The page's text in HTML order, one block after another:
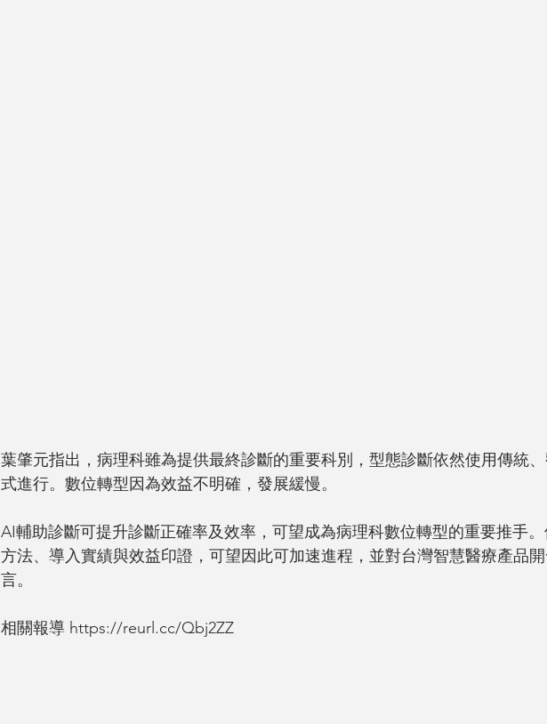
葉肇元指出，病理科雖為提供最終診斷的重要科別，型態診斷依然使用傳統
式進行。數位轉型因為效益不明確，發展緩慢。
AI輔助診斷可提升診斷正確率及效率，可望成為病理科數位轉型的重要推手
方法、導入實績與效益印證，可望因此可加速進程，並對台灣智慧醫療產品
言。
相關報導 https://reurl.cc/Qbj2ZZ